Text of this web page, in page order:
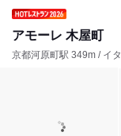
アモーレ 木屋町
京都河原町駅 349m / イ